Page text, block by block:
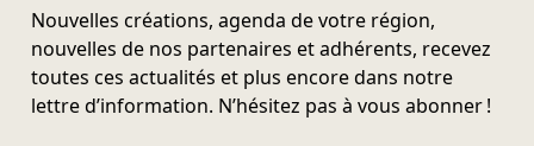
Nouvelles créations, agenda de votre région,
nouvelles de nos partenaires et adhérents, recevez
toutes ces actualités et plus encore dans notre
lettre d’information. N’hésitez pas à vous abonner !